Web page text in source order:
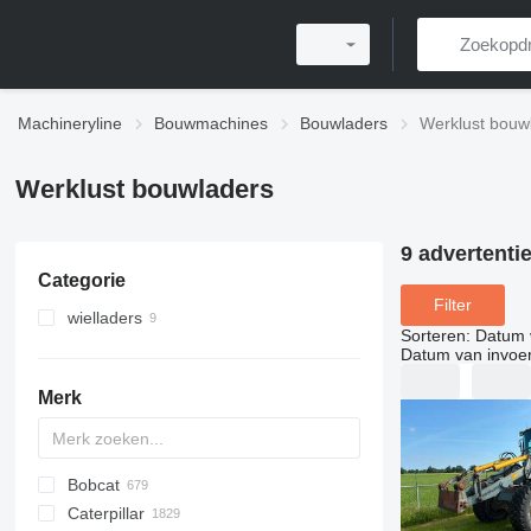
Machineryline Bouwmachines Bouwladers Werklust
Werklust bouwladers
Categorie
wielladers
Merk
AL
AS
AR
W series
200 - series
400 - series
TW
Bobcat
463
CK
40XT
Caterpillar
9
Filter
Sorteren: Datum
Datum van